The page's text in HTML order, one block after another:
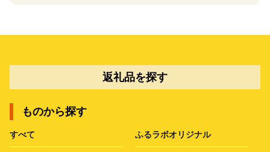
返礼品を探す
ものから探す
すべて ふるラボオリジナル